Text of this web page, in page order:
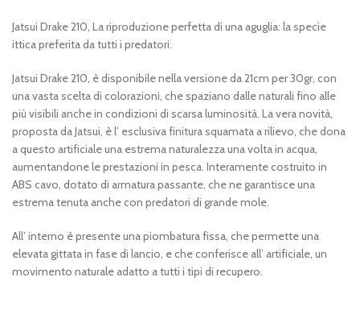
Jatsui Drake 210, La riproduzione perfetta di una aguglia: la specie
ittica preferita da tutti i predatori.
Jatsui Drake 210, è disponibile nella versione da 21cm per 30gr, con
una vasta scelta di colorazioni, che spaziano dalle naturali fino alle
più visibili anche in condizioni di scarsa luminosità. La vera novità,
proposta da Jatsui, è l’ esclusiva finitura squamata a rilievo, che dona
a questo artificiale una estrema naturalezza una volta in acqua,
aumentandone le prestazioni in pesca. Interamente costruito in
ABS cavo, dotato di armatura passante, che ne garantisce una
estrema tenuta anche con predatori di grande mole.
All’ interno è presente una piombatura fissa, che permette una
elevata gittata in fase di lancio, e che conferisce all’ artificiale, un
movimento naturale adatto a tutti i tipi di recupero.